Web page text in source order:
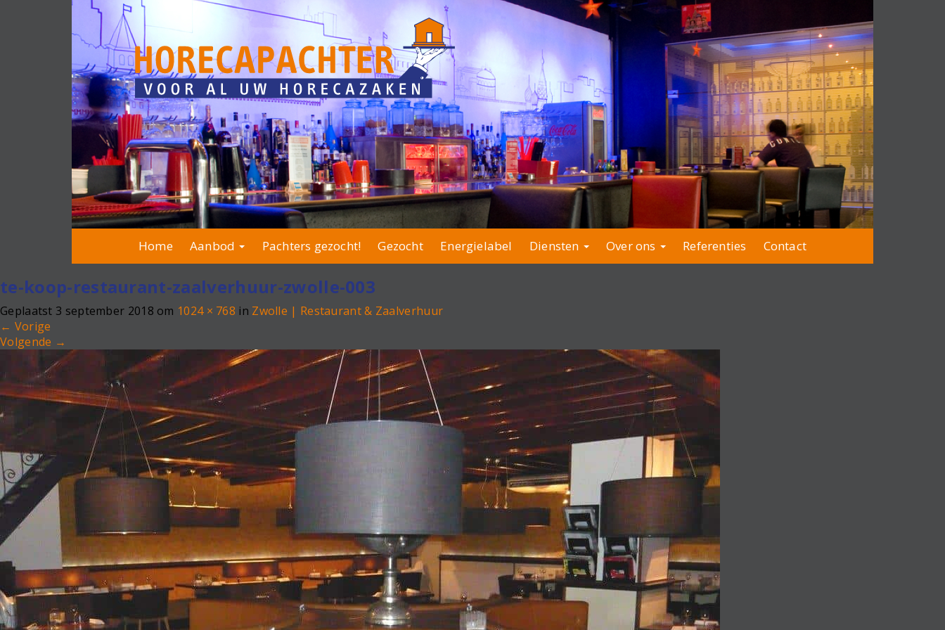
Home Aanbod Pachters gezocht! Gezocht Energielabel Diensten Over ons Referenties Contact
te-koop-restaurant-zaalverhuur-zwolle-003
Geplaatst 3 september 2018 om 1024 × 768 in Zwolle | Restaurant & Zaalverhuur
← Vorige
Volgende →